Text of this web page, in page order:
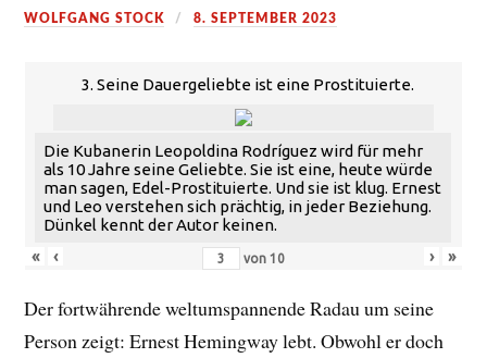
WOLFGANG STOCK 8. SEPTEMBER 2023
3. Seine Dauergeliebte ist eine Prostituierte.
Die Kubanerin Leopoldina Rodríguez wird für mehr
als 10 Jahre seine Geliebte. Sie ist eine, heute würde
man sagen, Edel-Prostituierte. Und sie ist klug. Ernest
und Leo verstehen sich prächtig, in jeder Beziehung.
Dünkel kennt der Autor keinen.
«
‹ von 10 › »
Der fortwährende weltumspannende Radau um seine
Person zeigt: Ernest Hemingway lebt. Obwohl er doch